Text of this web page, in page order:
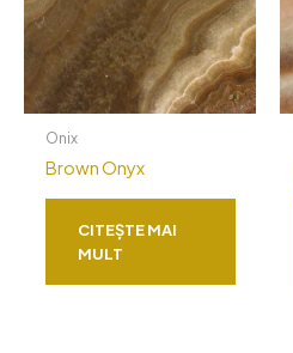
Onix
Brown Onyx
CITEȘTE MAI
MULT